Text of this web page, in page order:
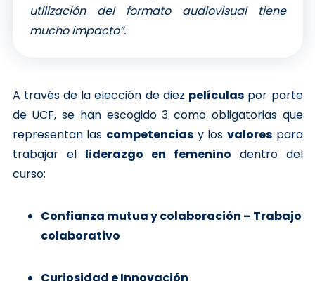
utilización del formato audiovisual tiene
mucho impacto”.
A través de la elección de diez películas por parte
de UCF, se han escogido 3 como obligatorias que
representan las competenciasy los valorespara
trabajar el liderazgo en femenino dentro del
curso:
Confianza mutua y colaboración – Trabajo
colaborativo